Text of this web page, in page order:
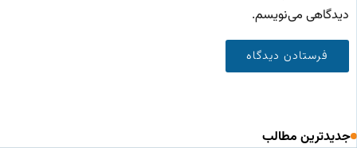
دیدگاهی می‌نویسم.
جدیدترین مطالب